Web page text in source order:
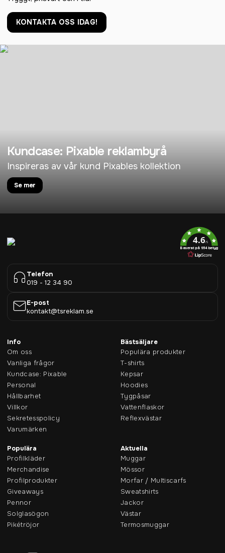
KONTAKTA OSS IDAG!
Kundcase: Pixable reklambyrå
Inspireras av vår kund Pixables kollektion
Se mer
4.6/5
Baserat på 954 betyg
Telefon
019 - 12 34 90
E-post
kontakt@tsreklam.se
Info
Om oss
Vanliga frågor
Kundcase: Pixable
Personal
Hållbarhet
Villkor
Sekretesspolicy
Varumärken
Bästsäljare
Populära produkter
T-shirts
Kepsar
Hoodies
Tygpåsar
Vattenflaskor
Reflexvästar
Populära
Profilkläder
Merchandise
Profilprodukter
Giveaways
Pennor
Solglasögon
Pikétröjor
Aktuella
Muggar
Mössor
Morfar / Multiscarfs
Sweatshirts
Jackor
Västar
Termosmuggar